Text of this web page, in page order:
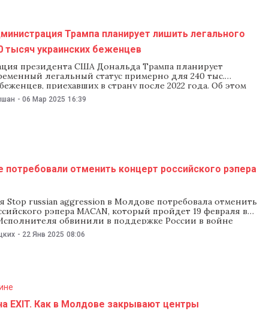
Трампа планирует лишить легального
тысяч украинских беженцев
президента США Дональда Трампа планирует
легальный статус примерно для 240 тыс.
приехавших в страну после 2022 года. Об этом
со ссылкой на источники. По данным источников
может быть принято уже в апреле, что приведет к
- 06 Мар 2025 16:39
потребовали отменить концерт российского рэпера
Stop russian aggression в Молдове потребовала отменить
рэпера MACAN, который пройдет 19 февраля в
обвинили в поддержке России в войне
Заявление опубликовали на официальной странице
в Instagram. По словам представителей Stop russian
- 22 Янв 2025 08:06
EXIT. Как в Молдове закрывают центры